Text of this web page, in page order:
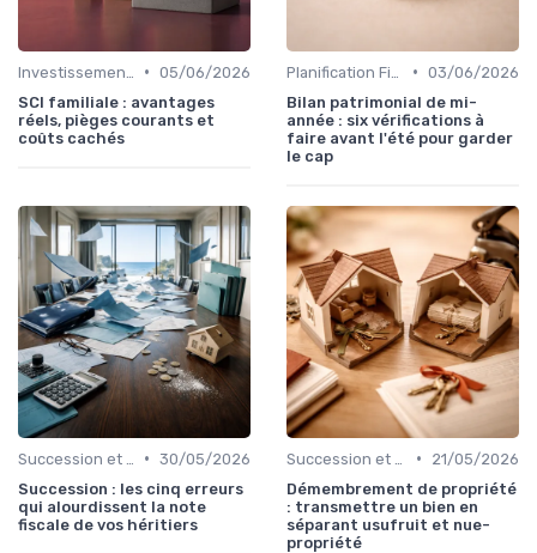
• 05/06/2026
SCI familiale : avantages
réels, pièges courants et
coûts cachés
• 03/06/2026
Bilan patrimonial de mi-
année : six vérifications à
faire avant l'été pour garder
le cap
• 30/05/2026
Succession : les cinq erreurs
qui alourdissent la note
fiscale de vos héritiers
•
21/05/2026
Démembrement de propriété
: transmettre un bien en
séparant usufruit et nue-
propriété